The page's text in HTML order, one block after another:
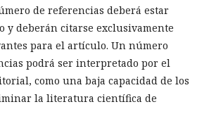
de referencias deberá estar
y deberán citarse exclusivamente
para el artículo. Un número
podrá ser interpretado por el
como una baja capacidad de los
la literatura científica de